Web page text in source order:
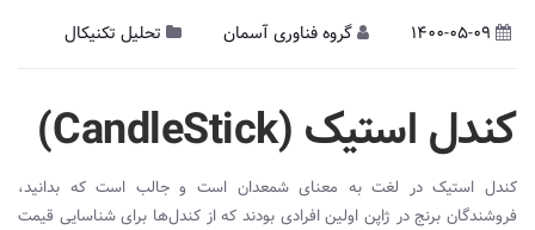
1400-05-09 گروه فناوری آسمان تحلیل تکنیکال
کندل استیک (CandleStick
)
کندل استیک در لغت به معنای شمعدان است و جالب است که بدانید،
فروشندگان برنج در ژاپن اولین‌ افرادی بودند که از کندل‌ها برای شناسایی قیمت